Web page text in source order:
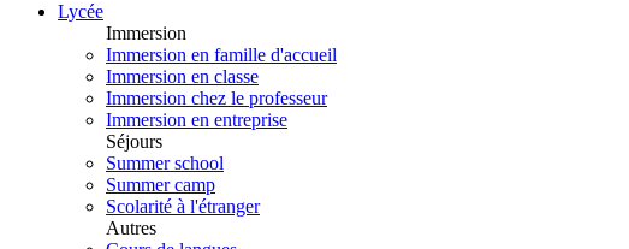
Lycée
Immersion
Immersion en famille d'accueil
Immersion en classe
Immersion chez le professeur
Immersion en entreprise
Séjours
Summer school
Summer camp
Scolarité à l'étranger
Autres